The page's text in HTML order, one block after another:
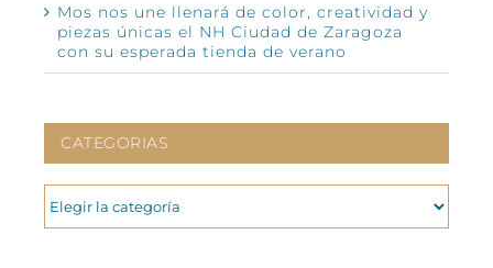
Mos nos une llenará de color, creatividad y
piezas únicas el NH Ciudad de Zaragoza
con su esperada tienda de verano
CATEGORIAS
CATEGORIAS